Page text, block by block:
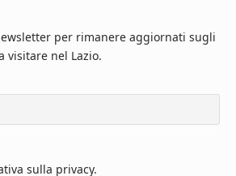
per rimanere aggiornati sugli
visitare nel Lazio.
sulla privacy.